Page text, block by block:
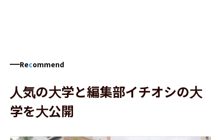
Recommend
人気の大学と編集部イチオシの大
学を大公開